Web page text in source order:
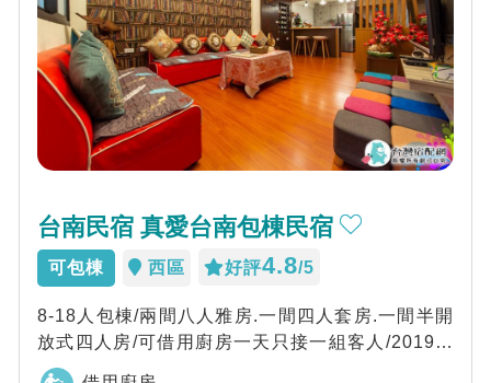
台南民宿 真愛台南包棟民宿
可包棟 西區 好評4.8/5
8-18人包棟/兩間八人雅房.一間四人套房.一間半開
放式四人房/可借用廚房一天只接一組客人/2019老
屋新造／超平價包棟/鄰近各知...